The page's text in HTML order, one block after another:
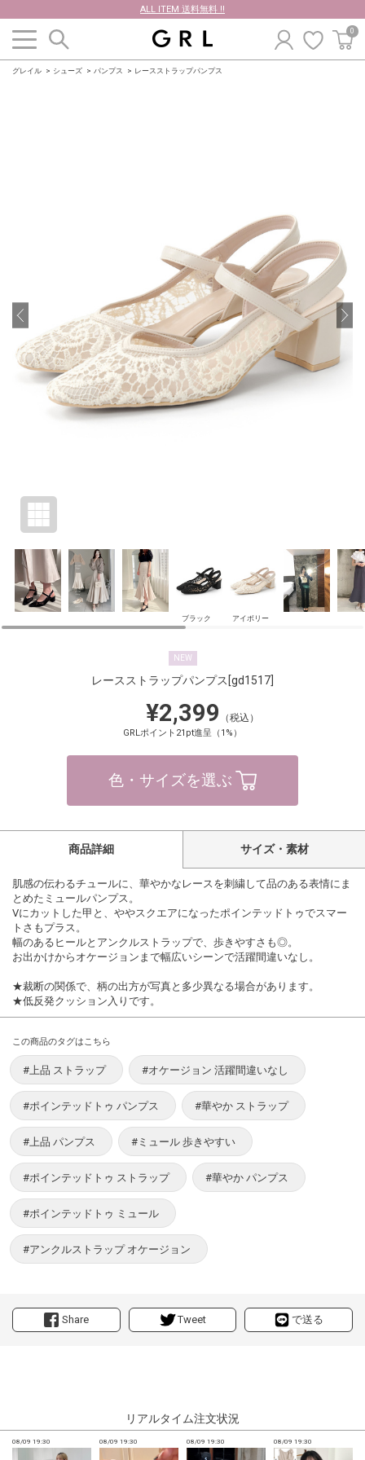
ALL ITEM 送料無料 !!
0
グレイル シューズ パンプス レースストラップパンプス
ブラック アイボリー
NEW
レースストラップパンプス [gd1517]
¥2,399 （税込）
GRLポイント21pt進呈（1%）
色・サイズを選ぶ
Share Tweet で送る
商品詳細 サイズ・素材
肌感の伝わるチュールに、華やかなレースを刺繍して品のある表情にま
とめたミュールパンプス。
Vにカットした甲と、ややスクエアになったポインテッドトゥでスマー
トさもプラス。
幅のあるヒールとアンクルストラップで、歩きやすさも◎。
お出かけからオケージョンまで幅広いシーンで活躍間違いなし。
★裁断の関係で、柄の出方が写真と多少異なる場合があります。
★低反発クッション入りです。
この商品のタグはこちら
#上品 ストラップ #オケージョン 活躍間違いなし
#ポインテッドトゥ パンプス #華やか ストラップ
#上品 パンプス #ミュール 歩きやすい
#ポインテッドトゥ ストラップ #華やか パンプス
#ポインテッドトゥ ミュール
#アンクルストラップ オケージョン
リアルタイム注文状況
08/09 19:30 08/09 19:30 08/09 19:30 08/09 19:30